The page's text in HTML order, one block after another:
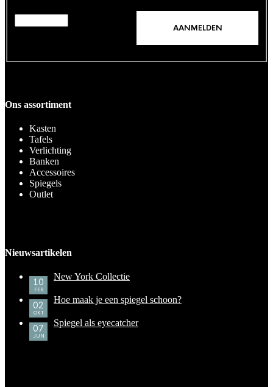
Ons assortiment
Kasten
Tafels
Verlichting
Banken
Accessoires
Spiegels
Outlet
Nieuwsartikelen
10
FEB
New York Collectie
02
OKT
Hoe maak je een spiegel schoon?
07
JUN
Spiegel als eyecatcher